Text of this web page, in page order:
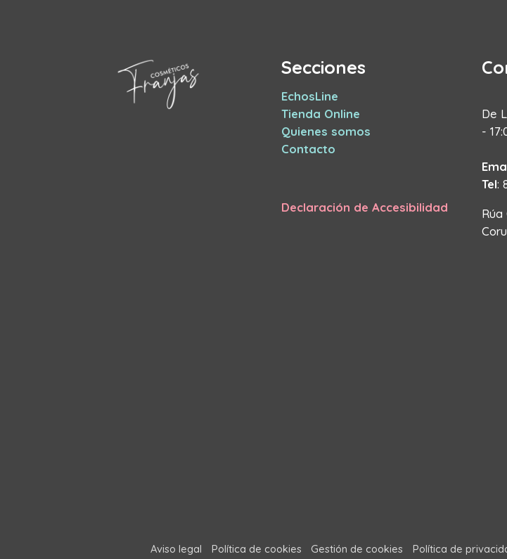
Secciones
EchosLine
Tienda Online
Quienes somos
Contacto
Declaración de Accesibilidad
De
-
Tel:
Rúa
Aviso legal Política de cookies Gestión de cookies Política de